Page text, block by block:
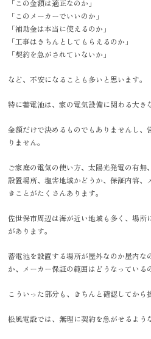
「この金額は適正なのか」
「このメーカーでいいのか」
「補助金は本当に使えるのか」
「工事はきちんとしてもらえるのか」
「契約を急がされていないか」
など、不安になることも多いと思います。
特に蓄電池は、家の電気設備に関わる大き
金額だけで決めるものでもありませんし、
りません。
ご家庭の電気の使い方、太陽光発電の有無
設置場所、塩害地域かどうか、保証内容、
きことがたくさんあります。
佐世保市周辺は海が近い地域も多く、場所
があります。
蓄電池を設置する場所が屋外なのか屋内な
か、メーカー保証の範囲はどうなっている
こういった部分も、きちんと確認してから
松風電設では、無理に契約を急がせるよう